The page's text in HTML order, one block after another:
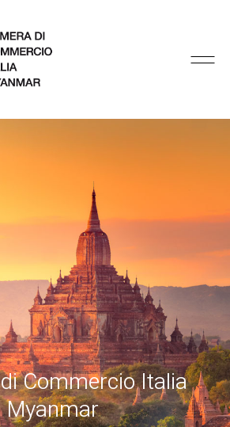
diCommercioItalia
Myanmar